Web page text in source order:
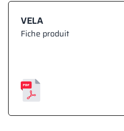
VELA
Fiche produit